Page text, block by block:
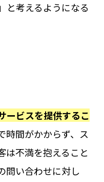
と考えるようになる
ービスを提供するこ
時間がかからず、ス
は不満を抱えること
問い合わせに対し